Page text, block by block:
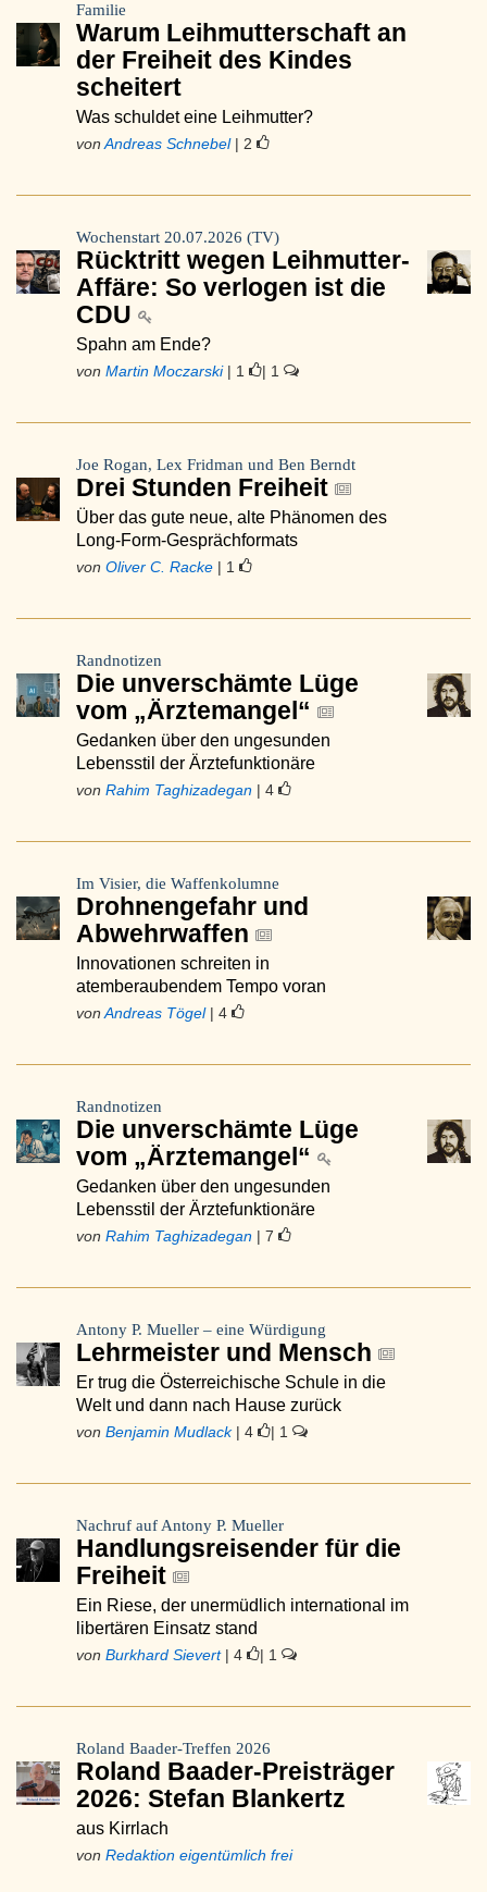
Familie
Warum Leihmutterschaft an
der Freiheit des Kindes
scheitert
Was schuldet eine Leihmutter?
von Andreas Schnebel| 2
Wochenstart 20.07.2026 (TV)
Rücktritt wegen Leihmutter-
Affäre: So verlogen ist die
CDU
Spahn am Ende?
von Martin Moczarski| 1 | 1
Joe Rogan, Lex Fridman und Ben Berndt
Drei Stunden Freiheit
Über das gute neue, alte Phänomen des
Long-Form-Gesprächformats
von Oliver C. Racke | 1
Randnotizen
Die unverschämte Lüge
vom „Ärztemangel“
Gedanken über den ungesunden
Lebensstil der Ärztefunktionäre
von Rahim Taghizadegan | 4
Im Visier, die Waffenkolumne
Drohnengefahr und
Abwehrwaffen
Innovationen schreiten in
atemberaubendem Tempo voran
von Andreas Tögel| 4
Randnotizen
Die unverschämte Lüge
vom „Ärztemangel“
Gedanken über den ungesunden
Lebensstil der Ärztefunktionäre
von Rahim Taghizadegan | 7
Antony P. Mueller – eine Würdigung
Lehrmeister und Mensch
Er trug die Österreichische Schule in die
Welt und dann nach Hause zurück
von Benjamin Mudlack| 4 | 1
Nachruf auf Antony P. Mueller
Handlungsreisender für die
Freiheit
Ein Riese, der unermüdlich international im
libertären Einsatz stand
von Burkhard Sievert| 4 | 1
Roland Baader-Treffen 2026
Roland Baader-Preisträger
2026: Stefan Blankertz
aus Kirrlach
von Redaktion eigentümlich frei